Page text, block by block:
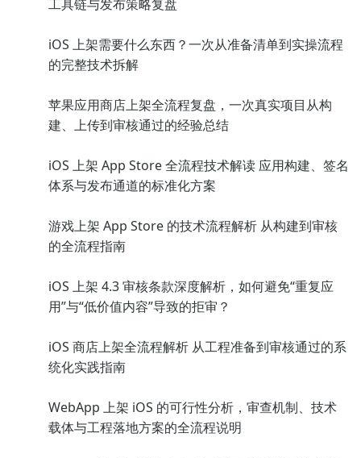
工具链与发布策略复盘
iOS 上架需要什么东西？一次从准备清单到实操流程
的完整技术拆解
苹果应用商店上架全流程复盘，一次真实项目从构
建、上传到审核通过的经验总结
iOS 上架 App Store 全流程技术解读 应用构建、签名
体系与发布通道的标准化方案
游戏上架 App Store 的技术流程解析 从构建到审核
的全流程指南
iOS 上架 4.3 审核条款深度解析，如何避免“重复应
用”与“低价值内容”导致的拒审？
iOS 商店上架全流程解析 从工程准备到审核通过的系
统化实践指南
WebApp 上架 iOS 的可行性分析，审查机制、技术
载体与工程落地方案的全流程说明